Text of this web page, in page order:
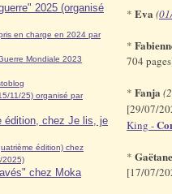
2025 (organisé
en charge en 2024 par
Mondiale 2023
11/25) organisé par
édition, chez Je lis, je
édition) chez
2025)
chez Moka
* Eva (
*
704
* Fanja
[29/07/
King -
* Gaëtane
[17/07/